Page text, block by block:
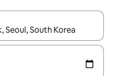
disponibles, navegá con las